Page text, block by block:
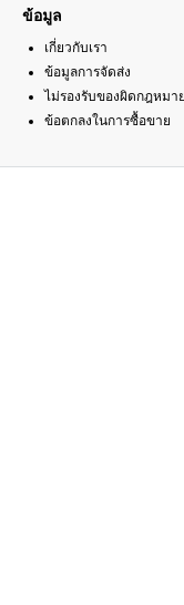
ข้อมูล
เกี่ยวกับเรา
ข้อมูลการจัดส่ง
ไม่รองรับของผิดกฎหมาย
ข้อตกลงในการซื้อขาย